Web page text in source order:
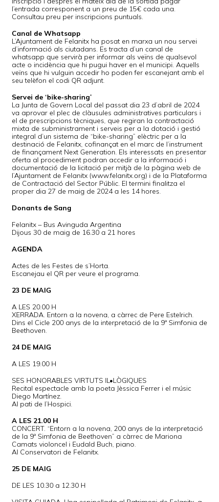
l’entrada corresponent a un preu de 15€ cada una.
Consultau preu per inscripcions puntuals.
Canal de Whatsapp
L’Ajuntament de Felanitx ha posat en marxa un nou servei
d’informació als ciutadans. Es tracta d’un canal de
whatsapp que servirà per informar als veïns de qualsevol
acte o incidència que hi pugui haver en el municipi. Aquells
veïns que hi vulguin accedir ho poden fer escanejant amb el
seu telèfon el codi QR adjunt.
Servei de ‘bike-sharing’
La Junta de Govern Local del passat dia 23 d’abril de 2024
va aprovar el plec de clàusules administratives particulars i
el de prescripcions tècniques, que regiran la contractació
mixta de subministrament i serveis per a la dotació i gestió
integral d’un sistema de “bike-sharing” elèctric per a la
destinació de Felanitx, cofinançat en el marc de l’instrument
de finançament Next Generation. Els interessats en presentar
oferta al procediment podran accedir a la informació i
documentació de la licitació per mitjà de la pàgina web de
l’Ajuntament de Felanitx (www.felanitx.org) i de la Plataforma
de Contractació del Sector Públic. El termini finalitza el
proper dia 27 de maig de 2024 a les 14 hores.
Donants de Sang
Felanitx – Bus Avinguda Argentina
Dijous 30 de maig de 16.30 a 21 hores
AGENDA
Actes de les Festes de s’Horta.
Escanejau el QR per veure el programa.
23 DE MAIG
A LES 20.00 H
XERRADA. Entorn a la novena, a càrrec de Pere Estelrich.
Dins el Cicle 200 anys de la interpretació de la 9ª Simfonia de
Beethoven.
24 DE MAIG
A LES 19.00 H
SES HONORABLES VIRTUTS IL•LÒGIQUES
Recital espectacle amb la poeta Jèssica Ferrer i el músic
Diego Martínez.
Al pati de l’Hospici.
A LES 21.00 H
CONCERT. “Entorn a la novena, 200 anys de la interpretació
de la 9ª Simfonia de Beethoven” a càrrec de Mariona
Camats violoncel i Eudald Buch, piano.
Al Conservatori de Felanitx.
25 DE MAIG
DE LES 10.30 a 12.30 H